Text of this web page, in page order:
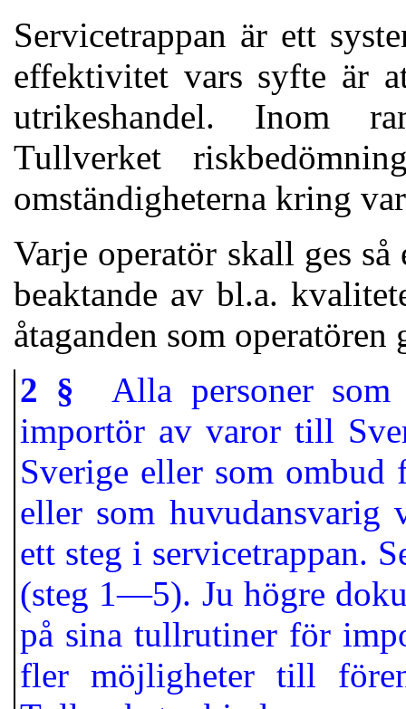
Servicetrappan är ett
effektivitet vars syfte är
utrikeshandel. Inom
Tullverket
omständigheterna kring
Varje operatör skall ges
beaktande av bl.a.
åtaganden som operatören
2 § Alla personer som
importör av varor till
Sverige eller som
eller som huvudansvarig
ett steg i servicetrappan.
(steg 1—5). Ju högre
på sina tullrutiner för
fler möjligheter till